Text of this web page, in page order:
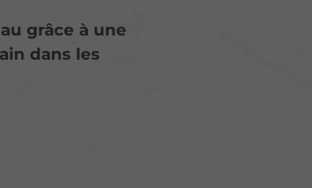
grâce à une
dans les